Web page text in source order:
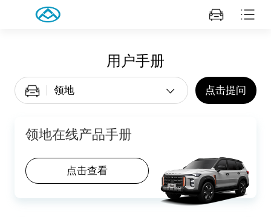
用户手册
点击提问
领地在线产品手册
点击查看